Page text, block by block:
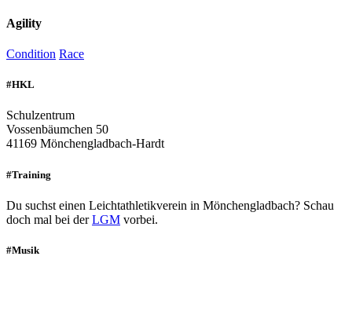
Agility
Condition Race
#HKL
Schulzentrum
Vossenbäumchen 50
41169 Mönchengladbach-Hardt
#Training
Du suchst einen Leichtathletikverein in Mönchengladbach? Schau
doch mal bei derLGM vorbei.
#Musik